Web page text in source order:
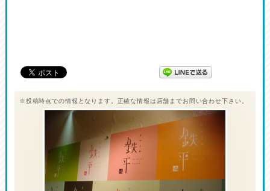
※投稿時点での情報となります。正確な情報は店舗までお問い合わせ下さい。